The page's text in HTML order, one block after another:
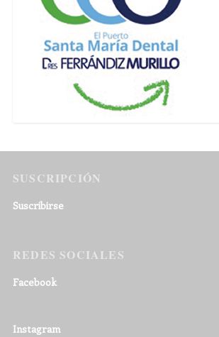
SUSCRIPCIÓN
Suscribirse
REDES SOCIALES
Facebook
Instagram